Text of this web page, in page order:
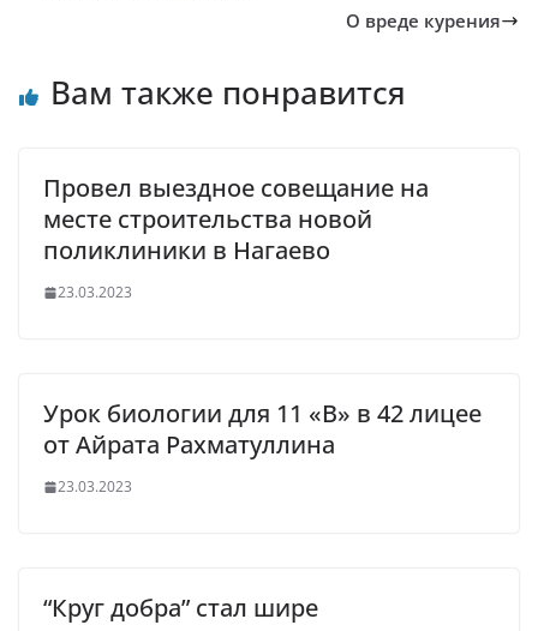
О вреде курения
Вам также понравится
Провел выездное совещание на
месте строительства новой
поликлиники в Нагаево
23.03.2023
Урок биологии для 11 «В» в 42 лицее
от Айрата Рахматуллина
23.03.2023
“Круг добра” стал шире